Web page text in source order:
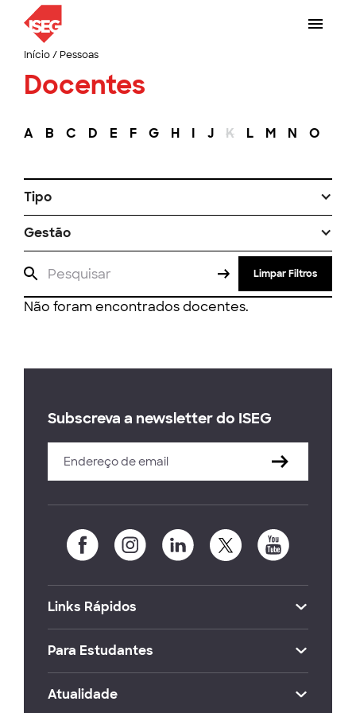
Início/ Pessoas
Docentes
A B C D E F G H I J K L M N O
Tipo
Gestão
Limpar Filtros
Não foram encontrados docentes.
Subscreva a newsletter do ISEG
Links Rápidos
Para Estudantes
Atualidade